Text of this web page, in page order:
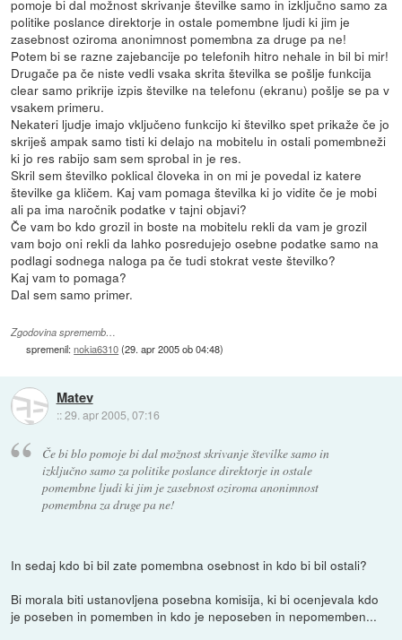
pomoje bi dal možnost skrivanje številke samo in izključno samo za
politike poslance direktorje in ostale pomembne ljudi ki jim je
zasebnost oziroma anonimnost pomembna za druge pa ne!
Potem bi se razne zajebancije po telefonih hitro nehale in bil bi mir!
Drugače pa če niste vedli vsaka skrita številka se pošlje funkcija
clear samo prikrije izpis številke na telefonu (ekranu) pošlje se pa v
vsakem primeru.
Nekateri ljudje imajo vključeno funkcijo ki številko spet prikaže če jo
skriješ ampak samo tisti ki delajo na mobitelu in ostali pomembneži
ki jo res rabijo sam sem sprobal in je res.
Skril sem številko poklical človeka in on mi je povedal iz katere
številke ga kličem. Kaj vam pomaga številka ki jo vidite če je mobi
ali pa ima naročnik podatke v tajni objavi?
Če vam bo kdo grozil in boste na mobitelu rekli da vam je grozil
vam bojo oni rekli da lahko posredujejo osebne podatke samo na
podlagi sodnega naloga pa če tudi stokrat veste številko?
Kaj vam to pomaga?
Dal sem samo primer.
Zgodovina sprememb…
spremenil:nokia6310(29. apr 2005 ob 04:48)
Matev
::29. apr 2005, 07:16
Če bi blo pomoje bi dal možnost skrivanje številke samo in
izključno samo za politike poslance direktorje in ostale
pomembne ljudi ki jim je zasebnost oziroma anonimnost
pomembna za druge pa ne!
In sedaj kdo bi bil zate pomembna osebnost in kdo bi bil ostali?
Bi morala biti ustanovljena posebna komisija, ki bi ocenjevala kdo
je poseben in pomemben in kdo je neposeben in nepomemben...